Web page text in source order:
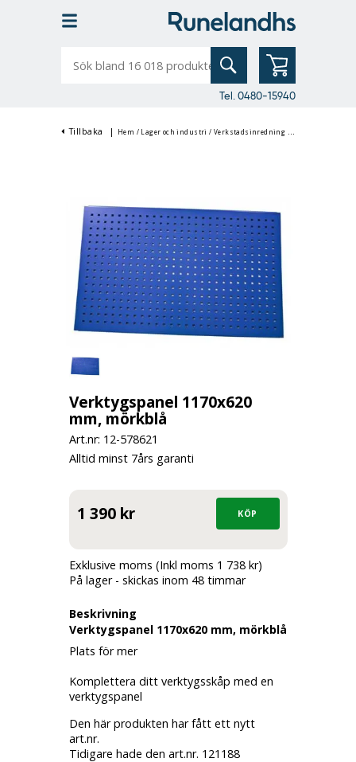
bland
Tel. 0480-15940
Tillbaka | Hem / Lager och industri / Verkstadsinredning
Verktygspanel 1170x620
mm, mörkblå
Art.nr: 12-578621
Alltid minst 7års garanti
1 390 kr
Exklusive moms (Inkl moms 1 738 kr)
På lager - skickas inom 48 timmar
Beskrivning
Verktygspanel 1170x620 mm, mörkblå
Plats för mer
Komplettera ditt verktygsskåp med en
verktygspanel
Den här produkten har fått ett nytt
art.nr.
Tidigare hade den art.nr. 121188